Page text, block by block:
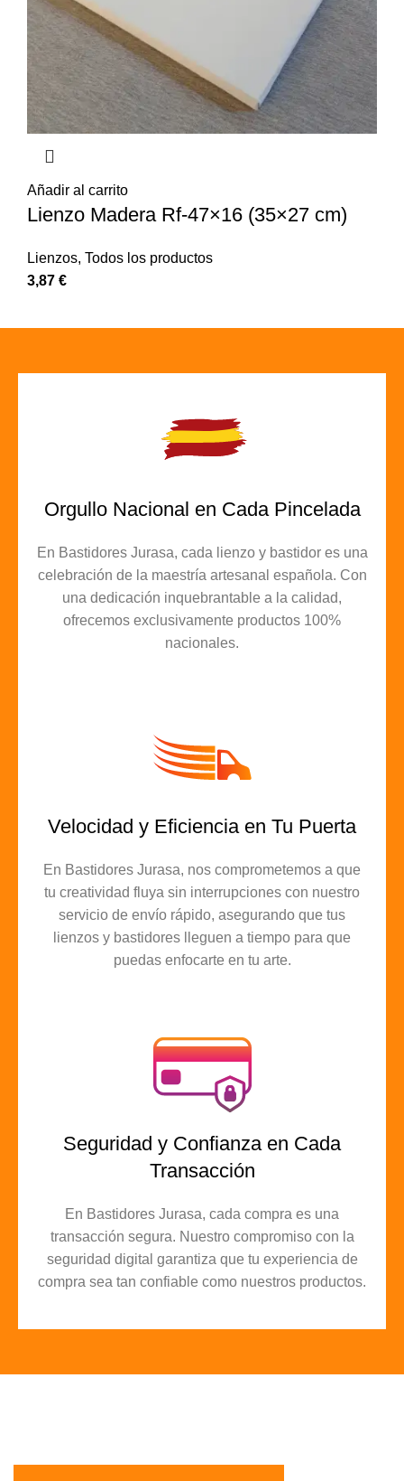
Añadir al carrito
Lienzo Madera Rf-47×16 (35×27 cm)
Lienzos, Todos los productos
3,87 €
Orgullo Nacional en Cada Pincelada
En Bastidores Jurasa, cada lienzo y bastidor es una
celebración de la maestría artesanal española. Con
una dedicación inquebrantable a la calidad,
ofrecemos exclusivamente productos 100%
nacionales.
Velocidad y Eficiencia en Tu Puerta
En Bastidores Jurasa, nos comprometemos a que
tu creatividad fluya sin interrupciones con nuestro
servicio de envío rápido, asegurando que tus
lienzos y bastidores lleguen a tiempo para que
puedas enfocarte en tu arte.
Seguridad y Confianza en Cada
Transacción
En Bastidores Jurasa, cada compra es una
transacción segura. Nuestro compromiso con la
seguridad digital garantiza que tu experiencia de
compra sea tan confiable como nuestros productos.